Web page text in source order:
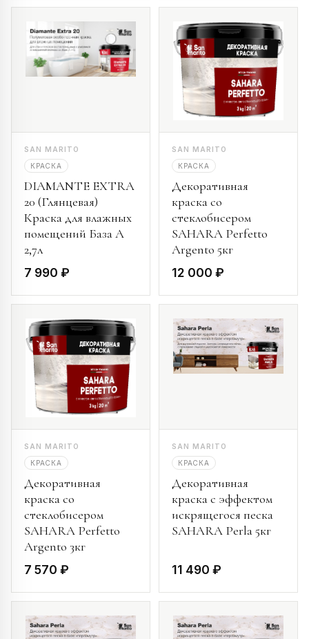
SAN MARITO
КРАСКА
DIAMANTE EXTRA
20 (Глянцевая)
Краска для влажных
помещений База А
2,7л
7 990 ₽
SAN MARITO
КРАСКА
Декоративная
краска со
стеклобисером
SAHARA Perfetto
Argento 5кг
12 000 ₽
SAN MARITO
КРАСКА
Декоративная
краска со
стеклобисером
SAHARA Perfetto
Argento 3кг
7 570 ₽
SAN MARITO
КРАСКА
Декоративная
краска с эффектом
искрящегося песка
SAHARA Perla 5кг
11 490 ₽